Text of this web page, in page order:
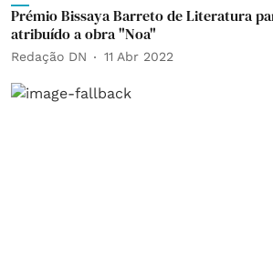
Prémio Bissaya Barreto de Literatura
atribuído a obra "Noa"
Redação DN 11 Abr 2022